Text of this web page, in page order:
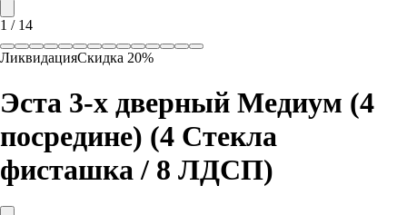
1 / 14
ЛиквидацияСкидка 20%
Эста 3-х дверный Медиум (4
посредине) (4 Стекла
фисташка / 8 ЛДСП)